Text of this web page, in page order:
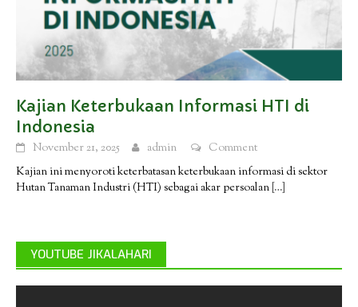
Kajian Keterbukaan Informasi HTI di
Indonesia
November 21, 2025 admin
Comment
Kajian ini menyoroti keterbatasan keterbukaan informasi di sektor
Hutan Tanaman Industri (HTI) sebagai akar persoalan […]
YOUTUBE JIKALAHARI